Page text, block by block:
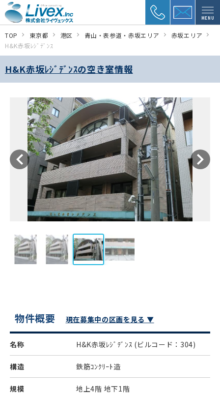
MENU
TOP 東京都 港区 青山・表参道・赤坂エリア
赤坂エリア
H&K赤坂ﾚｼﾞﾃﾞﾝｽ
H&K赤坂ﾚｼﾞﾃﾞﾝｽの空き室情報
物件概要 現在募集中の区画を見る ▼
名称 H&K赤坂ﾚｼﾞﾃﾞﾝｽ (ビルコード：304)
構造 鉄筋ｺﾝｸﾘｰﾄ造
規模 地上4階 地下1階